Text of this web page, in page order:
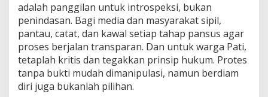
adalah panggilan untuk introspeksi, bukan
penindasan. Bagi media dan masyarakat sipil,
pantau, catat, dan kawal setiap tahap pansus agar
proses berjalan transparan. Dan untuk warga Pati,
tetaplah kritis dan tegakkan prinsip hukum. Protes
tanpa bukti mudah dimanipulasi, namun berdiam
diri juga bukanlah pilihan.